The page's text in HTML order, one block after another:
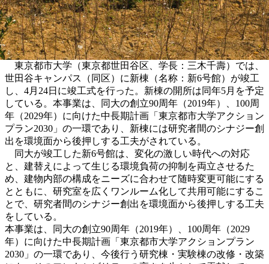
東京都市大学（東京都世田谷区、学長：三木千壽）では、
世田谷キャンパス（同区）に新棟（名称：新6号館）が竣工
し、4月24日に竣工式を行った。新棟の開所は同年5月を予定
している。本事業は、同大の創立90周年（2019年）、100周
年（2029年）に向けた中長期計画「東京都市大学アクション
プラン2030」の一環であり、新棟には研究者間のシナジー創
出を環境面から後押しする工夫がされている。
同大が竣工した新6号館は、変化の激しい時代への対応
と、建替えによって生じる環境負荷の抑制を両立させるた
め、建物内部の構成をニーズに合わせて随時変更可能にする
とともに、研究室を広くワンルーム化して共用可能にするこ
とで、研究者間のシナジー創出を環境面から後押しする工夫
をしている。
本事業は、同大の創立90周年（2019年）、100周年（2029
年）に向けた中長期計画「東京都市大学アクションプラン
2030」の一環であり、今後行う研究棟・実験棟の改修・改築